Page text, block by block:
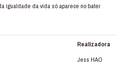
igualdade da vida só aparece no bater
Realizadora
Jess HAO